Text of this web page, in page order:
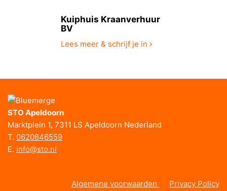
Kuiphuis Kraanverhuur
BV
Lees meer & schrijf je in
STO Apeldoorn
Marktplein 1, 7311 LS Apeldoorn Nederland
T. 0620846559
E. info@sto.nl
Algemene voorwaarden Privacy Policy